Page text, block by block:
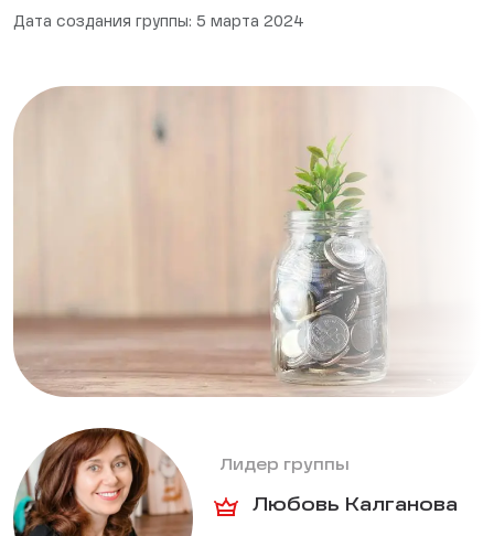
Дата создания группы: 5 марта 2024
Лидер группы
Любовь Калганова